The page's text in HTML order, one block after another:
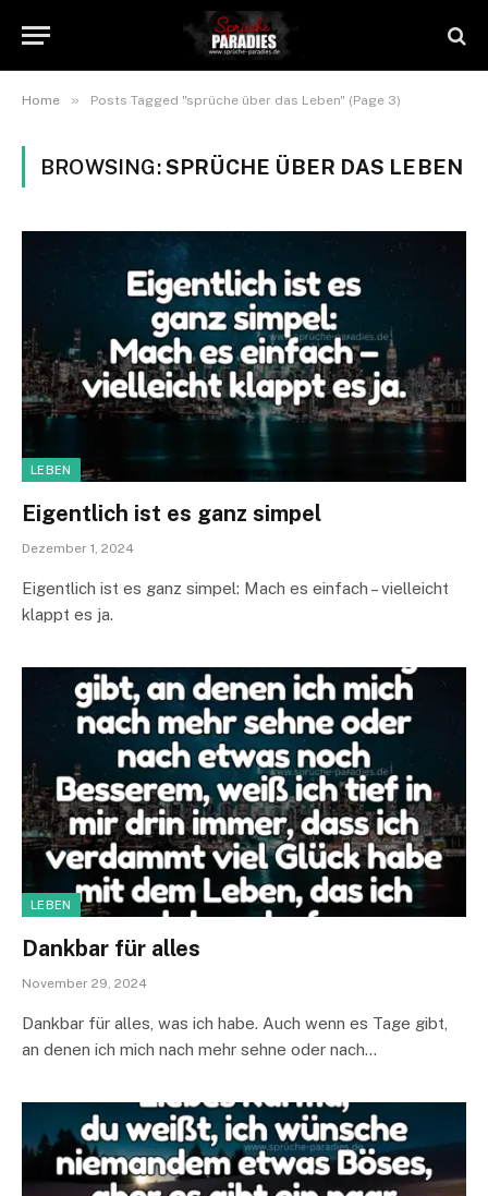
Home » Posts Tagged "sprüche über das Leben" (Page 3)
BROWSING:SPRÜCHE ÜBER DAS LEBEN
LEBEN
Eigentlich ist es ganz simpel
Dezember 1, 2024
Eigentlich ist es ganz simpel: Mach es einfach – vielleicht
klappt es ja.
LEBEN
Dankbar für alles
November 29, 2024
Dankbar für alles, was ich habe. Auch wenn es Tage gibt,
an denen ich mich nach mehr sehne oder nach…